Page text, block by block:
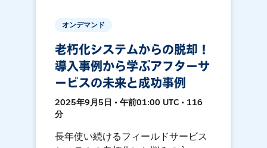
オンデマンド
老朽化システムからの脱却！
導入事例から学ぶアフターサ
ービスの未来と成功事例
2025年9月5日 • 午前01:00 UTC • 116
分
長年使い続けるフィールドサービス